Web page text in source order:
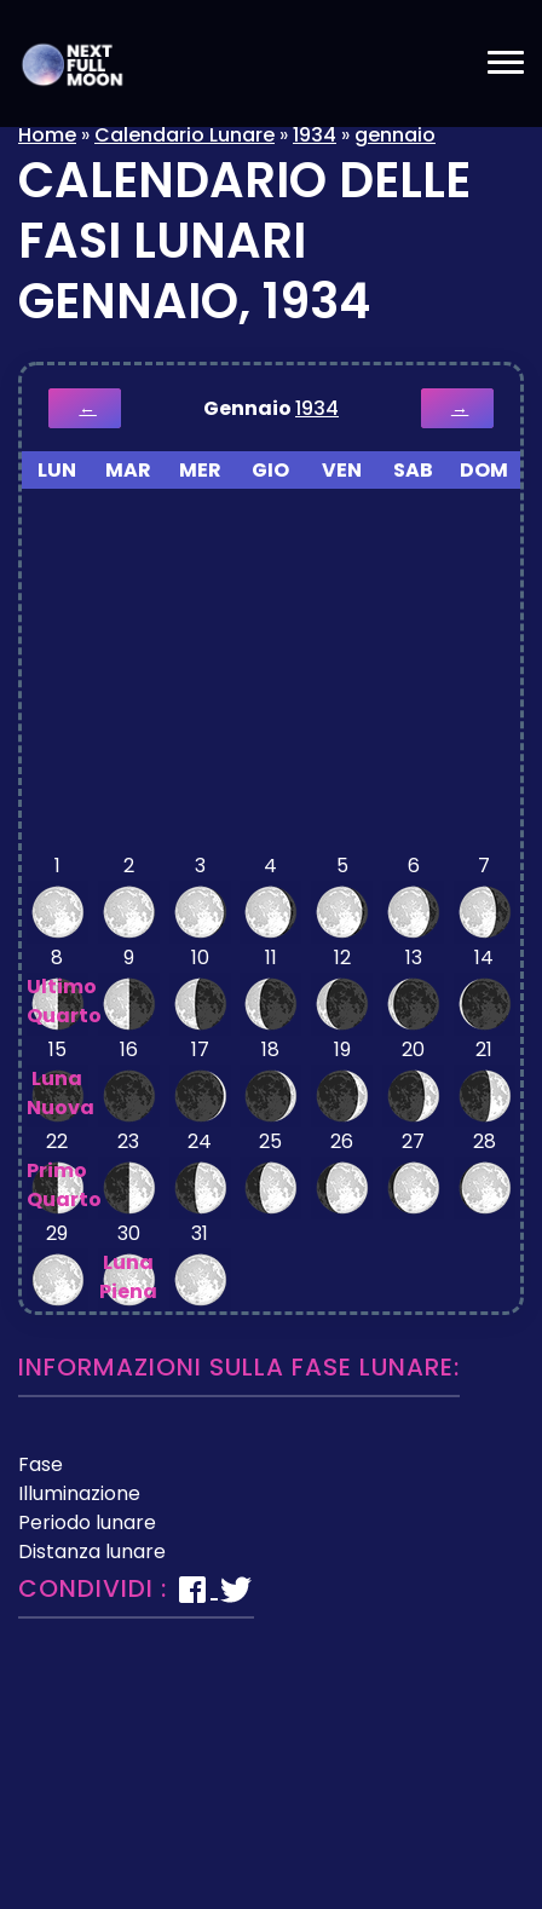
Home»Calendario Lunare»1934»gennaio
CALENDARIO DELLE
FASI LUNARI
GENNAIO, 1934
← Gennaio1934 →
LUN MAR MER GIO VEN SAB DOM
1 2 3 4 5 6 7
8
Ultimo
Quarto
9 10 11 12 13 14
15
Luna
Nuova
16 17 18 19 20 21
22
Primo
Quarto
23 24 25 26 27 28
29
30
Luna
Piena
31
INFORMAZIONI SULLA FASE LUNARE:
Fase
Illuminazione
Periodo lunare
Distanza lunare
CONDIVIDI :